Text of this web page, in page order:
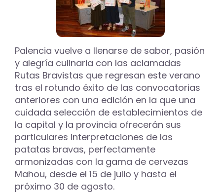
Palencia vuelve a llenarse de sabor, pasión
y alegría culinaria con las aclamadas
Rutas Bravistas que regresan este verano
tras el rotundo éxito de las convocatorias
anteriores con una edición en la que una
cuidada selección de establecimientos de
la capital y la provincia ofrecerán sus
particulares interpretaciones de las
patatas bravas, perfectamente
armonizadas con la gama de cervezas
Mahou, desde el 15 de julio y hasta el
próximo 30 de agosto.